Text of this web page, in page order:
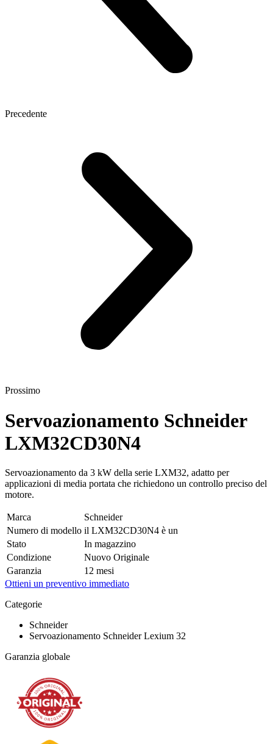
Precedente
Prossimo
Servoazionamento Schneider
LXM32CD30N4
Servoazionamento da 3 kW della serie LXM32, adatto per
applicazioni di media portata che richiedono un controllo preciso del
motore.
Marca
Schneider
Numero di modello il LXM32CD30N4 è un
Stato
In magazzino
Condizione
Nuovo Originale
Garanzia
12 mesi
Ottieni un preventivo immediato
Categorie
Schneider
Servoazionamento Schneider Lexium 32
Garanzia globale